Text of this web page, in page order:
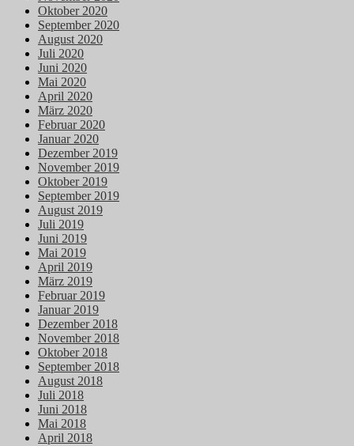
Oktober 2020
September 2020
August 2020
Juli 2020
Juni 2020
Mai 2020
April 2020
März 2020
Februar 2020
Januar 2020
Dezember 2019
November 2019
Oktober 2019
September 2019
August 2019
Juli 2019
Juni 2019
Mai 2019
April 2019
März 2019
Februar 2019
Januar 2019
Dezember 2018
November 2018
Oktober 2018
September 2018
August 2018
Juli 2018
Juni 2018
Mai 2018
April 2018